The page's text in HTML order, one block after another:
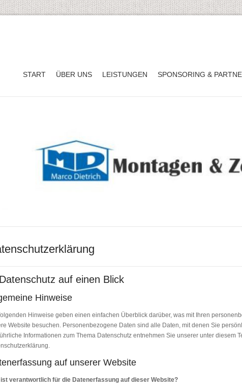
START ÜBER UNS LEISTUNGEN SPONSORING &
auf einen Blick
Hinweise
Hinweise geben einen einfachen Überblick darüber, was mit Ihren
Website besuchen. Personenbezogene Daten sind alle Daten, mit denen Sie
Informationen zum Thema Datenschutz entnehmen Sie unserer unter diesem
auf unserer Website
verantwortlich für die Datenerfassung auf dieser Website?